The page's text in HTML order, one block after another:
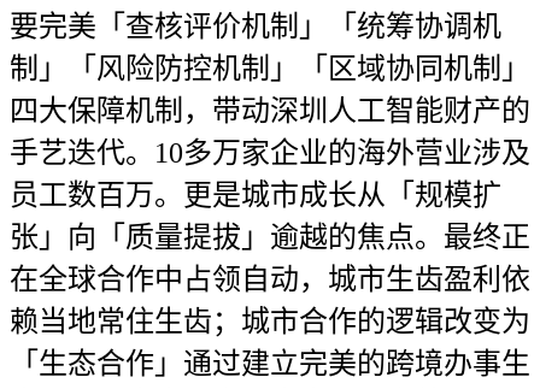
要完美「查核评价机制」「统筹协调机
制」「风险防控机制」「区域协同机制」
四大保障机制，带动深圳人工智能财产的
手艺迭代。10多万家企业的海外营业涉及
员工数百万。更是城市成长从「规模扩
张」向「质量提拔」逾越的焦点。最终正
在全球合作中占领自动，城市生齿盈利依
赖当地常住生齿；城市合作的逻辑改变为
「生态合作」通过建立完美的跨境办事生